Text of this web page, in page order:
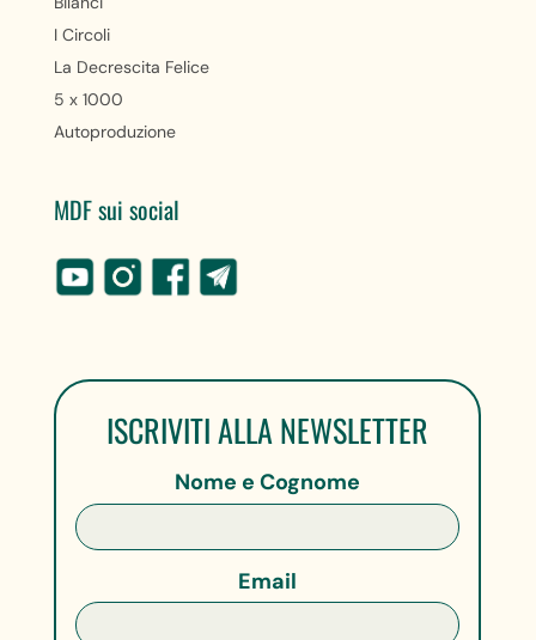
I Circoli
La Decrescita Felice
5 x 1000
Autoproduzione
MDF sui social
ISCRIVITI ALLA NEWSLETTER
Nome e Cognome
Email